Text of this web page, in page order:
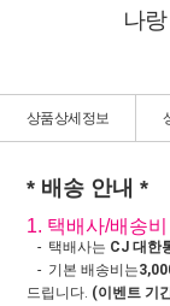
나랑
상품상세정보
* 배송 안내 *
1. 택배사/배송비
- 택배사는 CJ 대한
- 기본 배송비는
드립니다. (이벤트 기